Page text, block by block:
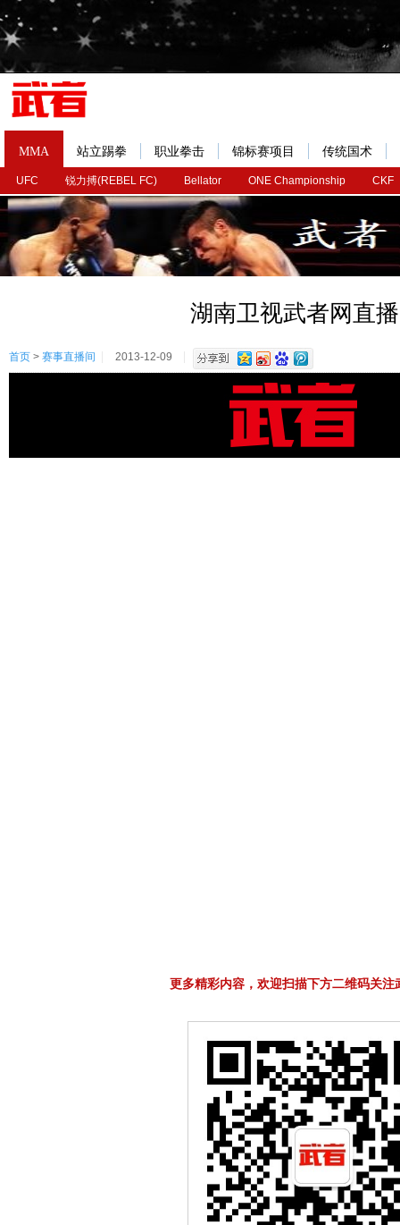
MMA
UFC 锐力搏(REBEL FC) Bellator ONE Championship CKF
站立踢拳 职业拳击 锦标赛项目 传统国术
湖南卫视武者网直播
首页 > 赛事直播间 2013-12-09
更多精彩内容，欢迎扫描下方二维码关注